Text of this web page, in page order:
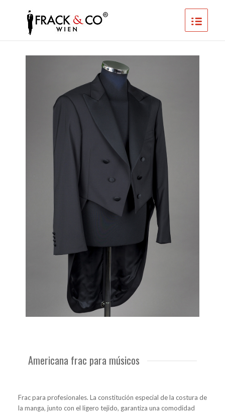
Americana frac para músicos
Frac para profesionales. La constitución especial de la costura de
la manga, junto con el ligero tejido, garantiza una comodidad